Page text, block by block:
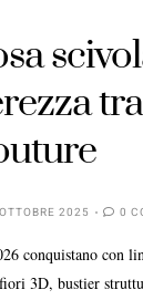
2025 0
conquistano con
3D, bustier